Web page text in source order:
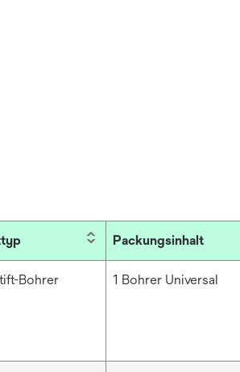
Packungsinhalt
Bohrer 1 Bohrer Universal